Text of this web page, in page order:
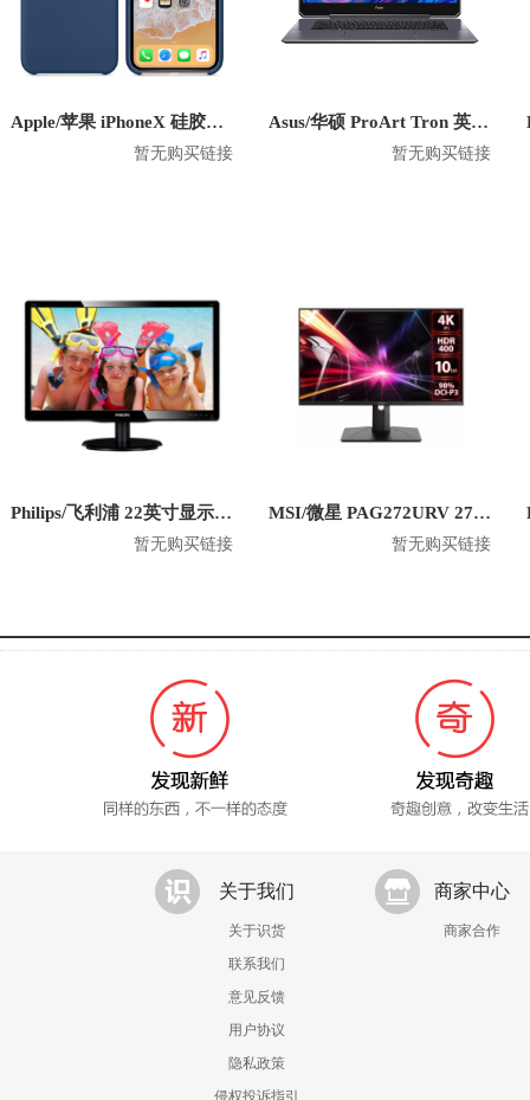
Apple/苹果 iPhoneX 硅胶防摔手机壳
暂无购买链接
Asus/华硕 ProArt Tron 英特尔版 2020款 15.6英寸笔记本
暂无购买链接
Philips/飞利浦 22英寸显示器 220V4LSB
暂无购买链接
MSI/微星 PAG272URV 27英寸电脑显示器
暂无购买链接
关于我们
关于识货
联系我们
意见反馈
用户协议
隐私政策
侵权投诉指引
商家中心
商家合作